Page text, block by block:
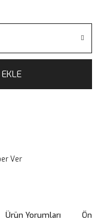
Ver
Ürün Yorumları